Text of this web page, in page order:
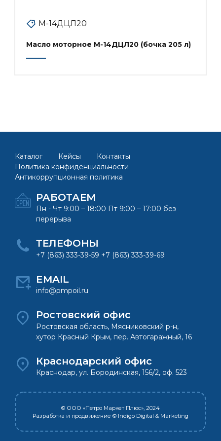
М-14ДЦЛ20
Масло моторное М-14ДЦЛ20 (бочка 205 л)
Каталог Кейсы
Контакты
Политика конфиденциальности
Антикоррупционная политика
РАБОТАЕМ
Пн - Чт 9:00 – 18:00 Пт 9:00 – 17:00 без
перерыва
ТЕЛЕФОНЫ
+7 (863) 333-39-59 +7 (863) 333-39-69
EMAIL
info@pmpoil.ru
Ростовский офис
Ростовская область, Мясниковский р-н,
хутор Красный Крым, пер. Автогаражный, 16
Краснодарский офис
Краснодар, ул. Бородинская, 156/2, оф. 523
© ООО «Петро Маркет Плюс», 2024
Разработка и продвижение © Indigo Digital & Marketing